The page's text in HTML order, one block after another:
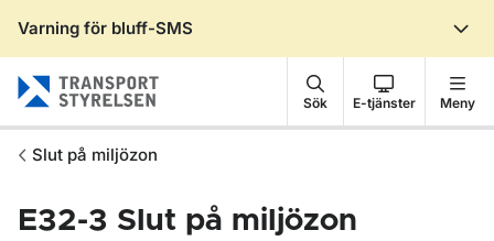
Varning för bluff-SMS
Sök E-tjänster Meny
Slut på miljözon
E32-3 Slut på miljözon